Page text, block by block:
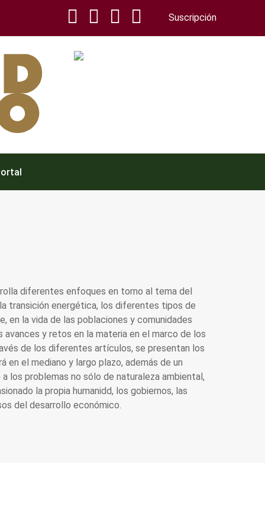
Suscripción
diferentes enfoques en torno al tema del
transición energética, los diferentes tipos de
en la vida de las poblaciones y comunidades
avances y retos en la materia en el marco de los
de los diferentes artículos, se presentan los
en el mediano y largo plazo, además de un
los problemas no sólo de naturaleza ambiental,
la propia humanidd, los gobiernos, las
del desarrollo económico.